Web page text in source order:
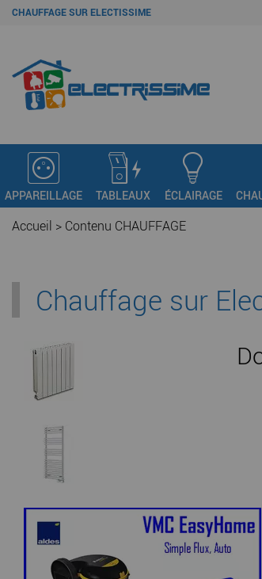
CHAUFFAGE SUR ELECTISSIME
APPAREILLAGE TABLEAUX ÉCLAIRAGE
Accueil > Contenu CHAUFFAGE
Chauffage sur